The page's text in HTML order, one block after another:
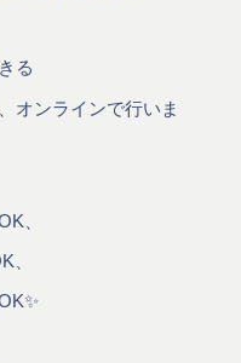
る
オンラインで行いま
、
、